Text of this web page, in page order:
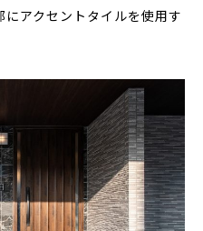
アクセントタイルを使用す